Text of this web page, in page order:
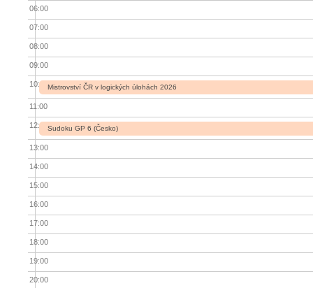
06:00
07:00
08:00
09:00
10:00Mistrovství ČR v logických úlohách 2026
11:00
12:00Sudoku GP 6 (Česko)
13:00
14:00
15:00
16:00
17:00
18:00
19:00
20:00